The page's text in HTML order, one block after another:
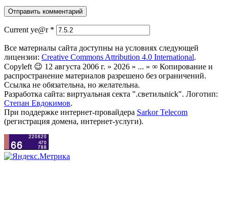
Current ye@r *
Все материалы сайта доступны на условиях следующей
лицензии: Creative Commons Attribution 4.0 International.
Copyleft 😉 12 августа 2006 г. » 2026 » ... » ∞ Копирование и
распространение материалов разрешено без ограничений.
Ссылка не обязательна, но желательна.
Разработка сайта: виртуальная секта ".светильnick". Логотип:
Степан Евдокимов.
При поддержке интернет-провайдера Sarkor Telecom
(регистрация домена, интернет-услуги).